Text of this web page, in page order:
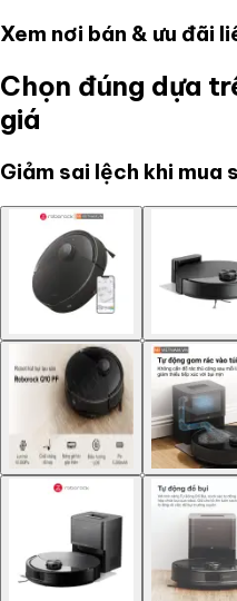
Xem nơi bán & ưu đãi
Chọn đúng dựa
giá
Giảm sai lệch khi mua